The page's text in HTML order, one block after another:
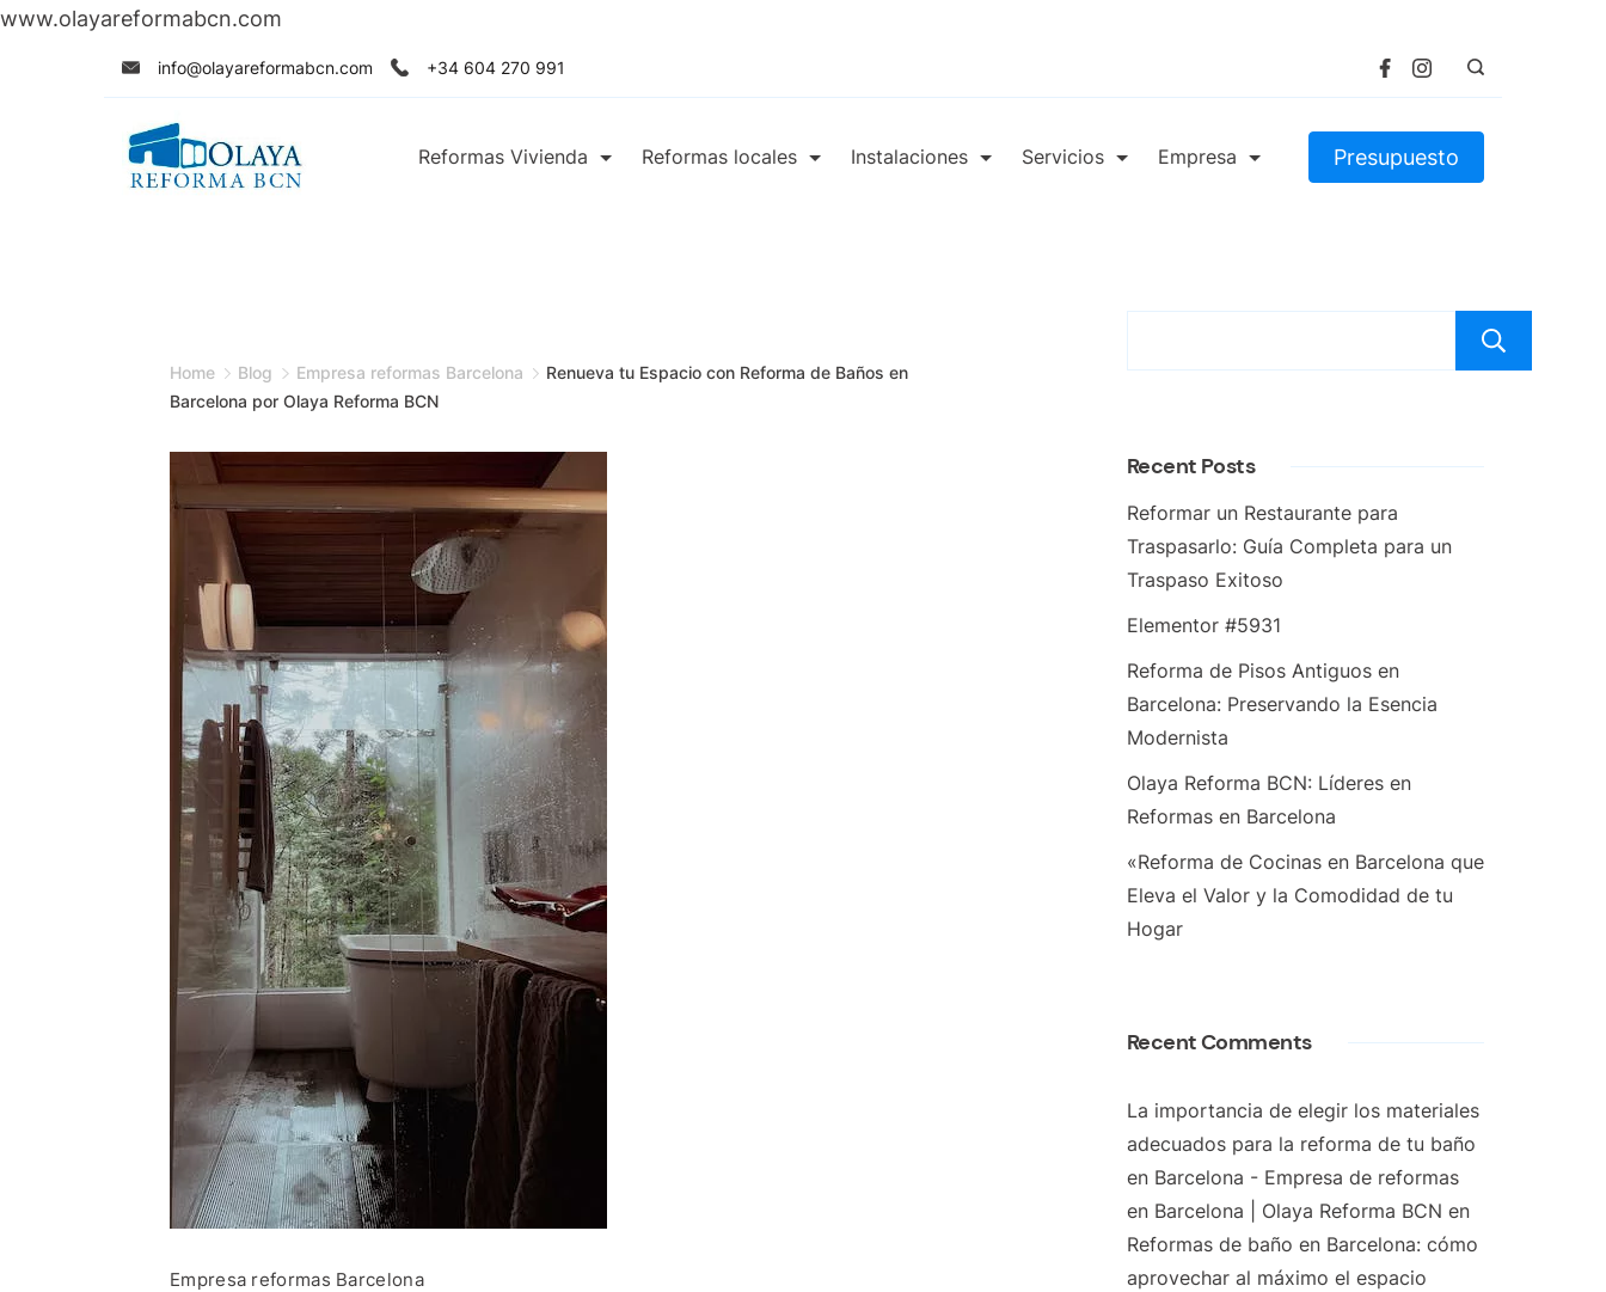
www.olayareformabcn.com
info@olayareformabcn.com +34 604 270 991
Reformas Vivienda Reformas locales Instalaciones Servicios Empresa Presupuesto
Home Blog Empresa reformas Barcelona
Renueva tu Espacio con Reforma de Baños en
Barcelona por Olaya Reforma BCN
Empresa reformas Barcelona
Recent Posts
Reformar un Restaurante para
Traspasarlo: Guía Completa para un
Traspaso Exitoso
Elementor #5931
Reforma de Pisos Antiguos en
Barcelona: Preservando la Esencia
Modernista
Olaya Reforma BCN: Líderes en
Reformas en Barcelona
«Reforma de Cocinas en Barcelona que
Eleva el Valor y la Comodidad de tu
Hogar
Recent Comments
La importancia de elegir los materiales
adecuados para la reforma de tu baño
en Barcelona - Empresa de reformas
en Barcelona | Olaya Reforma BCN en
Reformas de baño en Barcelona: cómo
aprovechar al máximo el espacio